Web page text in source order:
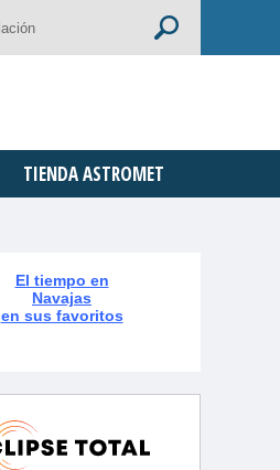
TIENDA ASTROMET
El tiempo en
Navajas
en sus favoritos